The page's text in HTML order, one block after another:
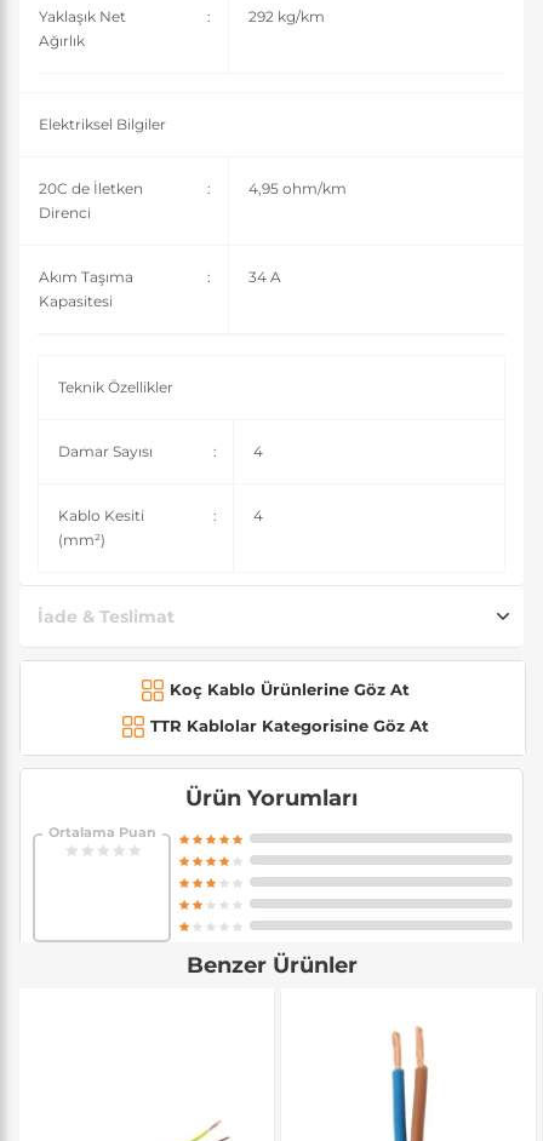
Yaklaşık Net
Ağırlık
: 292 kg/km
Elektriksel Bilgiler
20C de İletken
Direnci
: 4,95 ohm/km
Akım Taşıma
Kapasitesi
: 34 A
Teknik Özellikler
Damar Sayısı : 4
Kablo Kesiti
(mm²)
: 4
İade & Teslimat
Koç Kablo Ürünlerine Göz At
TTR Kablolar Kategorisine Göz At
Ürün Yorumları
Ortalama Puan
Benzer Ürünler